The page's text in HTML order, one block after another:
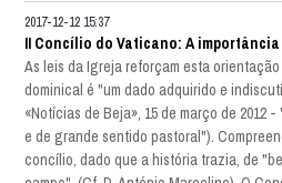
2017-12-12 15:37
II Concílio do Vaticano: A
As leis da Igreja reforçam esta
dominical é "um dado adquirido e
«Notícias de Beja», 15 de março de 2012
e de grande sentido pastoral").
concílio, dado que a história trazia, de